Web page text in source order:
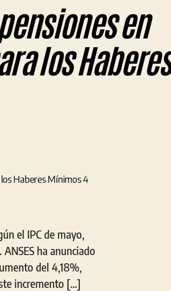
en
los Haberes
el IPC de mayo,
ha anunciado
del 4,18%,
incremento […]